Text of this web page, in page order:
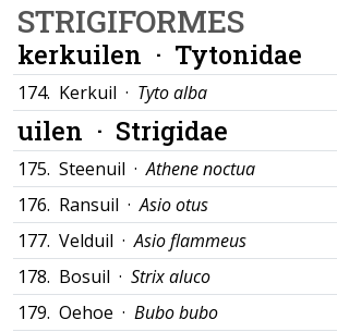
STRIGIFORMES
kerkuilen · Tytonidae
174. Kerkuil · Tyto alba
uilen · Strigidae
175. Steenuil ·Athene noctua
176. Ransuil ·Asio otus
177. Velduil ·Asio flammeus
178. Bosuil · Strix aluco
179. Oehoe · Bubo bubo